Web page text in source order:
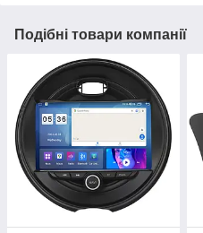
Подібні товари компанії